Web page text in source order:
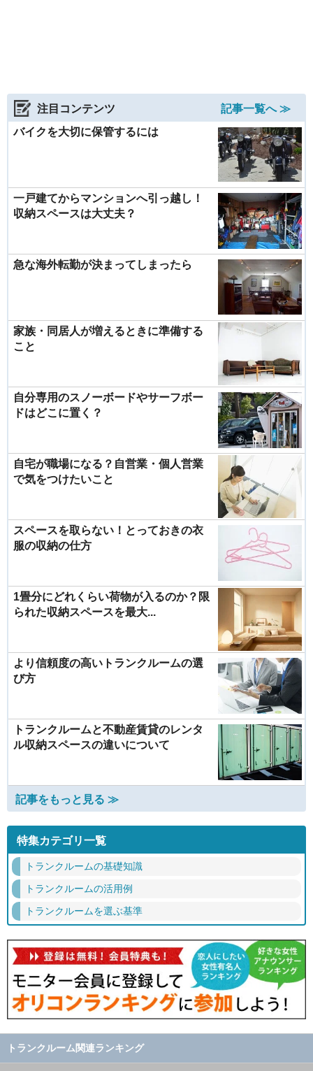
注目コンテンツ
記事一覧へ ≫
バイクを大切に保管するには
一戸建てからマンションへ引っ越し！
収納スペースは大丈夫？
急な海外転勤が決まってしまったら
家族・同居人が増えるときに準備する
こと
自分専用のスノーボードやサーフボー
ドはどこに置く？
自宅が職場になる？自営業・個人営業
で気をつけたいこと
スペースを取らない！とっておきの衣
服の収納の仕方
1畳分にどれくらい荷物が入るのか？限
られた収納スペースを最大...
より信頼度の高いトランクルームの選
び方
トランクルームと不動産賃貸のレンタ
ル収納スペースの違いについて
記事をもっと見る ≫
特集カテゴリ一覧
トランクルームの基礎知識
トランクルームの活用例
トランクルームを選ぶ基準
トランクルーム関連ランキング